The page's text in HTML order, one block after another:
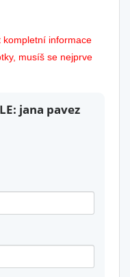
kompletní informace
musíš se nejprve
jana pavez